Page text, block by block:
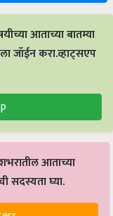
आताच्या बातम्या
जॉईन करा.व्हाट्सएप
आताच्या
सदस्यता घ्या.